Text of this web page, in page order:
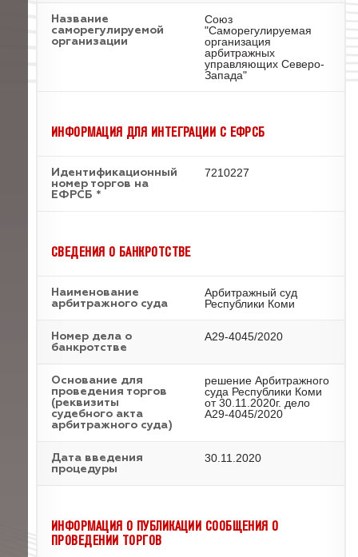
Название
саморегулируемой
организации
Союз
"Саморегулируемая
организация
арбитражных
управляющих Северо-
Запада"
ИНФОРМАЦИЯ ДЛЯ ИНТЕГРАЦИИ С ЕФРСБ
Идентификационный
номер торгов на
ЕФРСБ *
7210227
СВЕДЕНИЯ О БАНКРОТСТВЕ
Наименование
арбитражного суда
Арбитражный суд
Республики Коми
Номер дела о
банкротстве
А29-4045/2020
Основание для
проведения торгов
(реквизиты
судебного акта
арбитражного суда)
решение Арбитражного
суда Республики Коми
от 30.11.2020г. дело
А29-4045/2020
Дата введения
процедуры
30.11.2020
ИНФОРМАЦИЯ О ПУБЛИКАЦИИ СООБЩЕНИЯ О
ПРОВЕДЕНИИ ТОРГОВ